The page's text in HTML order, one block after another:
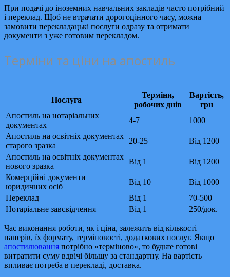
При подачі до іноземних навчальних закладів часто потрібний
і переклад. Щоб не втрачати дорогоцінного часу, можна
замовити перекладацькі послуги одразу та отримати
документи з уже готовим перекладом.
Терміни та ціни на апостиль
Послуга
Терміни,
робочих днів
Вартість,
грн
Апостиль на нотаріальних
документах
4-7
1000
Апостиль на освітніх документах
старого зразка
20-25
Від 1200
Апостиль на освітніх документах
нового зразка
Від 1
Від 1200
Комерційні документи
юридичних осіб
Від 10
Від 1000
Переклад
Від 1
70-500
Нотаріальне завсвідчення
Від 1 250/док.
Час виконання роботи, як і ціна, залежить від кількості
паперів, їх формату, терміновості, додаткових послуг. Якщо
апостилювання потрібно «терміново», то будьте готові
витратити суму вдвічі більшу за стандартну. На вартість
впливає потреба в перекладі, доставка.